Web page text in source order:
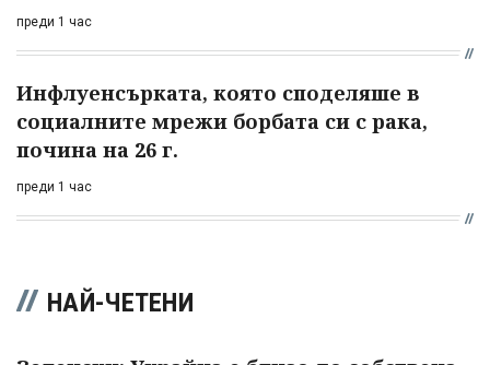
преди 1 час
Инфлуенсърката, която споделяше в
социалните мрежи борбата си с рака,
почина на 26 г.
преди 1 час
НАЙ-ЧЕТЕНИ